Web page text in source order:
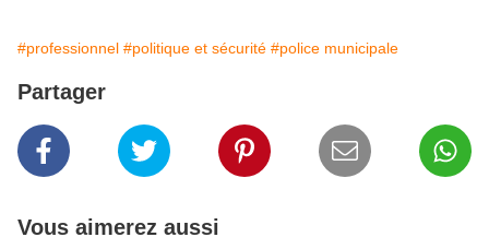
#professionnel #politique et sécurité #police municipale
Partager
Vous aimerez aussi